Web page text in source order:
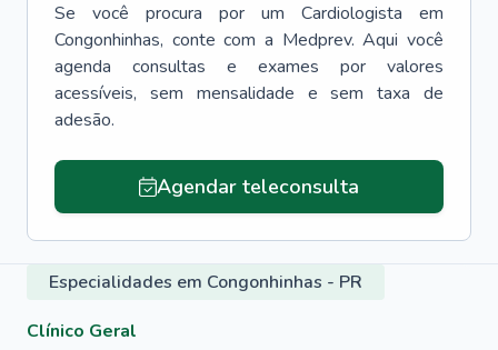
Se você procura por um Cardiologista
em
Congonhinhas, conte com a Medprev. Aqui você
agenda consultas e exames por valores
acessíveis, sem mensalidade e sem taxa de
adesão.
Agendar teleconsulta
Especialidades em Congonhinhas - PR
Clínico Geral